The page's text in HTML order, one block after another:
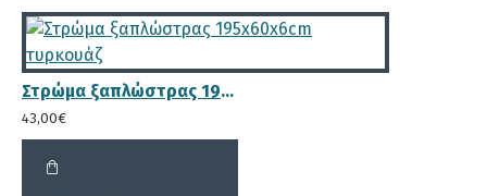
Για επιπλέον αντοχή στο χρόνο συνίσταται το
"πέρασμα" της ξαπλώστρας με συντηρητικό
ή χρώμα ξύλου
Στρώμα ξαπλώστρας 195x60x6cm τυρκουάζ
43,00€